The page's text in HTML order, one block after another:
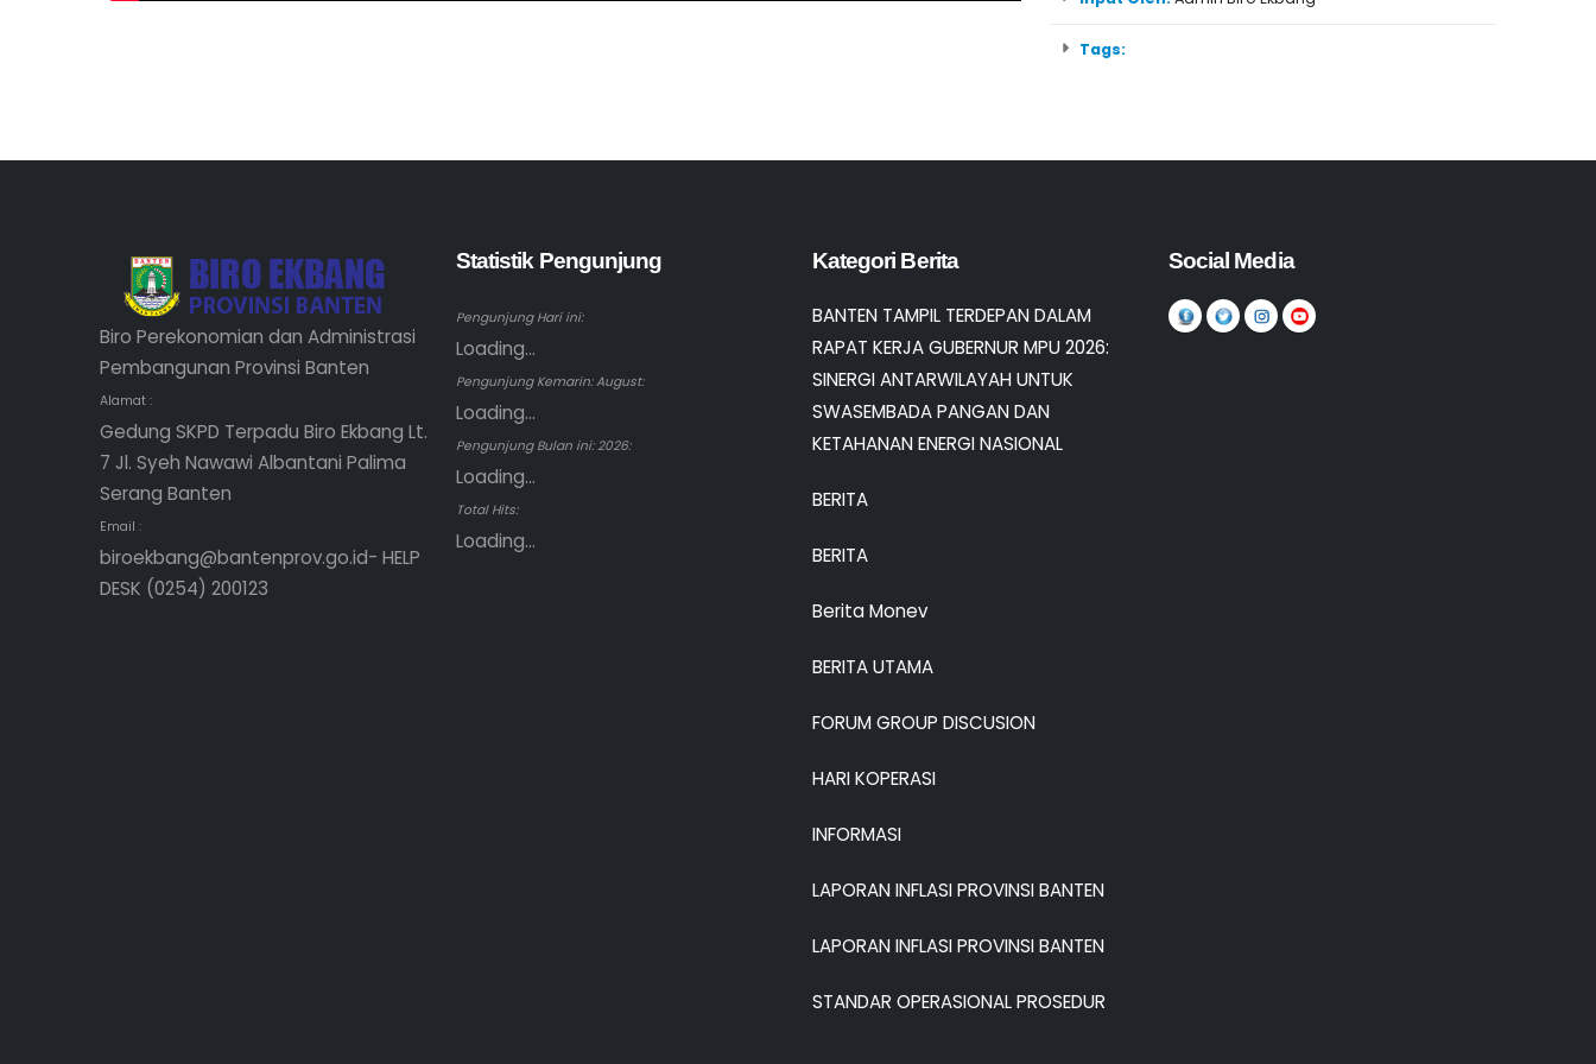
Tags:
Biro Perekonomian dan Administrasi
Pembangunan Provinsi Banten
Alamat :
Gedung SKPD Terpadu Biro Ekbang Lt.
7 Jl. Syeh Nawawi Albantani Palima
Serang Banten
Email :
biroekbang@bantenprov.go.id- HELP
DESK (0254) 200123
Statistik Pengunjung
Pengunjung Hari ini:
Loading...
Pengunjung Kemarin: August:
Loading...
Pengunjung Bulan ini: 2026:
Loading...
Total Hits:
Loading...
Kategori Berita
BANTEN TAMPIL TERDEPAN DALAM
RAPAT KERJA GUBERNUR MPU 2026:
SINERGI ANTARWILAYAH UNTUK
SWASEMBADA PANGAN DAN
KETAHANAN ENERGI NASIONAL
BERITA
BERITA
Berita Monev
BERITA UTAMA
FORUM GROUP DISCUSION
HARI KOPERASI
INFORMASI
LAPORAN INFLASI PROVINSI BANTEN
LAPORAN INFLASI PROVINSI BANTEN
STANDAR OPERASIONAL PROSEDUR
Social Media